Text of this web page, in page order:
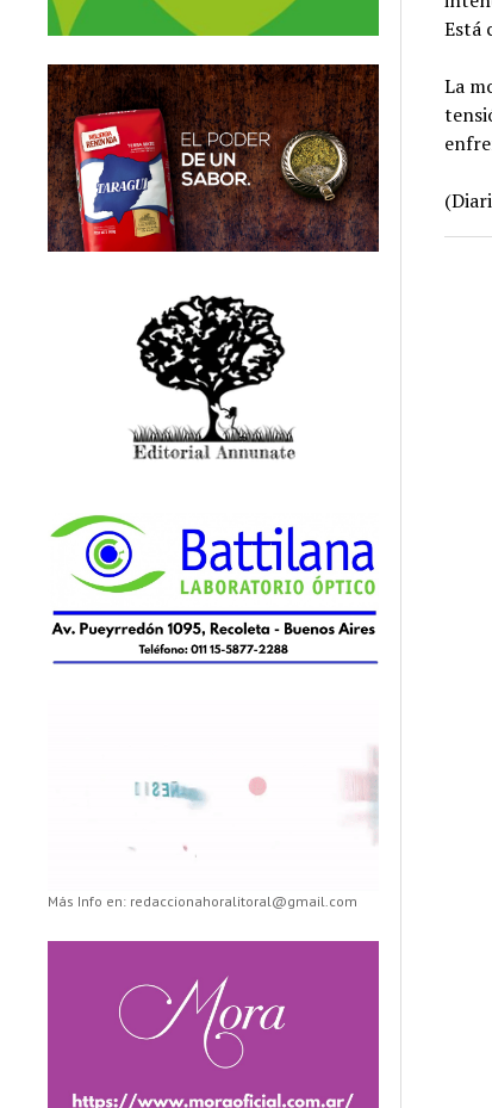
Más Info en: redaccionahoralitoral@gmail.com
Está
La